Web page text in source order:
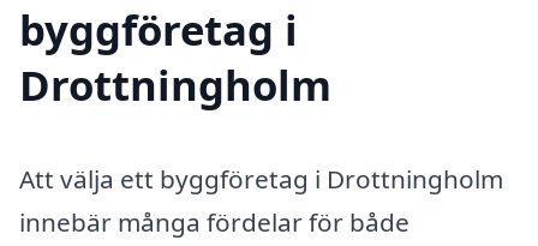
byggföretag i
Drottningholm
Att välja ett byggföretag i Drottningholm
innebär många fördelar för både